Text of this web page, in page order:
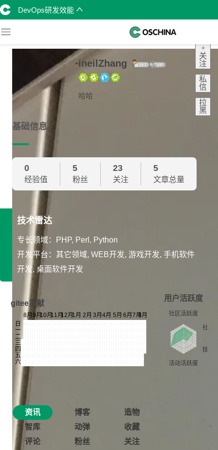
DevOps研发效能
ineilZhang
哈哈
+
关
注
私
信
拉
黑
基础信息
0
经验值
5
粉丝
23
关注
5
文章总量
技术雷达
专长领域：PHP, Perl, Python
开发平台：其它领域, WEB开发, 游戏开发, 手机软件
开发, 桌面软件开发
gitee贡献
用户活跃度
资讯 博客
造物
智库
动弹
收藏
评论
粉丝 关注